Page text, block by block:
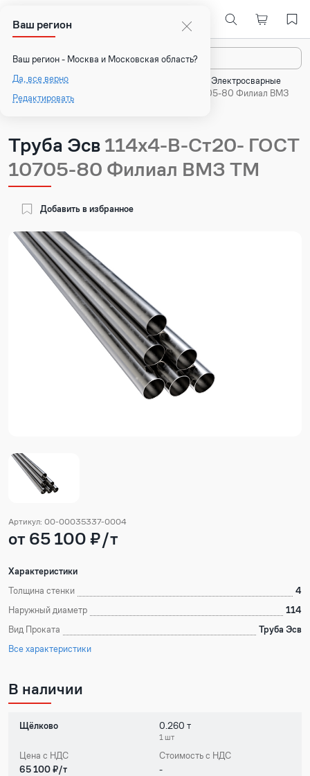
Ваш регион
Ваш регион - Москва и Московская область?
Да, все верно
Редактировать
Назад
Главная
Каталог
Электросварные
трубы
Труба Эсв 114х4-В-Ст20- ГОСТ 10705-80 Филиал ВМЗ
ТМ
Труба Эсв 114х4-В-Ст20- ГОСТ
10705-80 Филиал ВМЗ ТМ
Добавить в избранное
Артикул: 00-00035337-0004
от 65 100 ₽/т
Характеристики
Толщина стенки
4
Наружный диаметр
114
Вид Проката
Труба Эсв
Все характеристики
В наличии
Щёлково 0.260 т
1 шт
Цена с НДС
65 100 ₽/т
Стоимость с НДС
-